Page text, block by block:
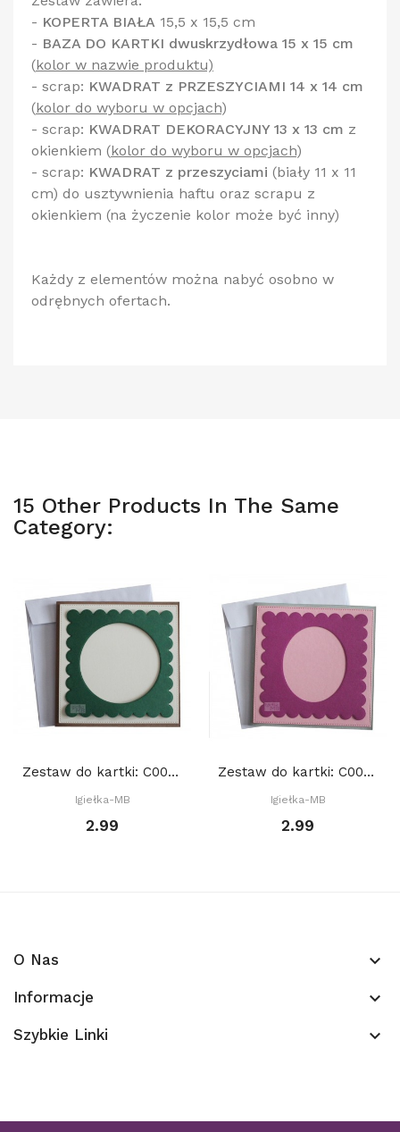
- KOPERTA BIAŁA 15,5 x 15,5 cm
- BAZA DO KARTKI dwuskrzydłowa 15 x 15 cm
(kolor w nazwie produktu)
- scrap: KWADRAT z PRZESZYCIAMI 14 x 14 cm
(kolor do wyboru w opcjach)
- scrap: KWADRAT DEKORACYJNY 13 x 13 cm z
okienkiem (kolor do wyboru w opcjach)
- scrap: KWADRAT z przeszyciami (biały 11 x 11
cm) do usztywnienia haftu oraz scrapu z
okienkiem (na życzenie kolor może być inny)
Każdy z elementów można nabyć osobno w
odrębnych ofertach.
15 Other Products In The Same
Category:
Zestaw do kartki: C001 S10a, Baza 15x15 cm:...
Igiełka-MB
2.99
Zestaw do kartki: C003 S10c, Baza 15x15 cm:...
Igiełka-MB
2.99
O Nas keyboard_arrow_down
Informacje keyboard_arrow_down
Szybkie Linki keyboard_arrow_down